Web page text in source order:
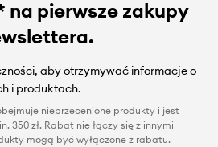
na pierwsze zakupy
aby otrzymywać informacje o
i produktach.
nieprzecenione produkty i jest
350 zł. Rabat nie łączy się z innymi
mogą być wyłączone z rabatu.